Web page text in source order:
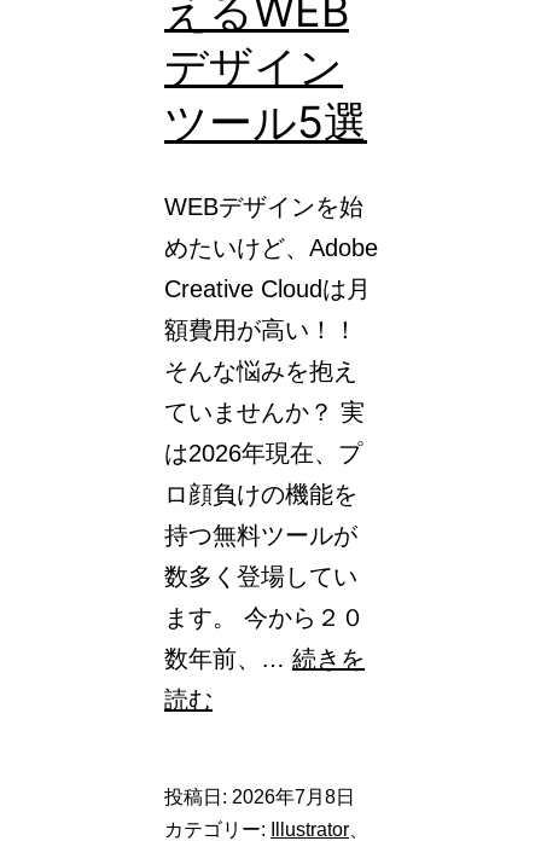
ク』
と
の
活
用
方
法
を
解
説！
デザイン
ツール5選
WEBデザインを始
めたいけど、Adobe
Creative Cloudは月
額費用が高い！！
そんな悩みを抱え
ていませんか？ 実
は2026年現在、プ
ロ顔負けの機能を
持つ無料ツールが
数多く登場してい
ます。 今から２０
数年前、… 続きを
読む
デ
投稿日: 2026年7月8日
カテゴリー:
Illustrator